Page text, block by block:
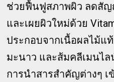
ช่วยฟื้นฟูสภาพผิว ลดสั
และเผยผิวใหม่ด้วย
ประกอบจากเนื้อผลไม้แ
มะนาว และส้มคลีเมนไ
การนำสารสำคัญต่างๆ